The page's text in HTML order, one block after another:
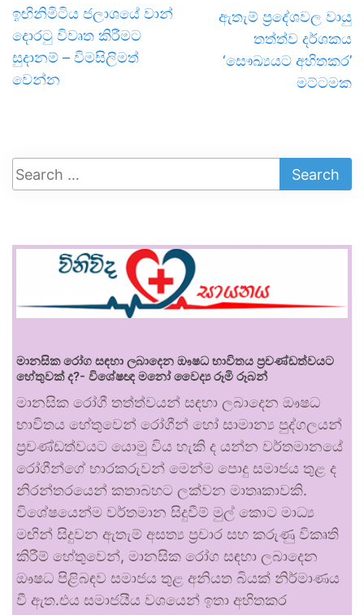
ඉඟිනිමිටිය ජලාශයේ වාන්
දොරටු විවෘත කිරීමට
සුදානම් – විමසිලිමත්
වෙන්න
ඇතැම් ප්‍රදේශවල වායු
තත්ත්ව දර්ශකය
‘සෞඛ්‍යයට අහිතකර’
මට්ටමක
මානසික රෝග සඳහා ලබාදෙන ඖෂධ භාවිතය ප්‍රචණ්ඩත්වයට
හේතුවක් ද?- විශේෂඥ මනෝ වෛද්‍ය රූමි රූබන්
මානසික රෝගී තත්ත්වයන් සඳහා ලබාදෙන ඖෂධ
භාවිතය හේතුවෙන් රෝගීන් හෝ සාමාන්‍ය පුද්ගලයන්
ප්‍රචණ්ඩත්වයට යොමු විය හැකි ද යන්න වර්තමානයේ
රෝගීන්ගේ භාරකරුවන් මෙන්ම පොදු සමාජය තුළ ද
නිරන්තරයෙන් කතාබහට ලක්වන මාතෘකාවකි.
විශේෂයෙන්ම වර්තමාන සිදුවීම් මුල් කොට මාධ්‍ය
මඟින් සිදුවන ඇතැම් අසත්‍ය ප්‍රචාර සහ කරුණු විකෘති
කිරීම් හේතුවෙන්, මානසික රෝග සඳහා ලබාදෙන
ඖෂධ පිළිබඳව සමාජය තුළ අනියත බියක් නිර්මාණය
වී ඇත.එය සමාජයීය වශයෙන් ඉතා අහිතකර